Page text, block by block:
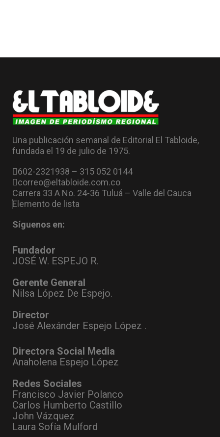
Una publicación semanal de Editorial El Tabloide,
fundada el 19 de julio de 1975.
602-2321938 – 315 052 0144
correo@eltabloide.com.co
Carrera 33 A No. 24-36 Tuluá – Valle del Cauca
Elemento de lista
Síguenos en:
Fundador
JOSÉ W. ESPEJO R.
Gerente General
Nilsa López De Espejo.
Director
José Alexánder Espejo López .
Directora Social Media
Anaholena Espejo López
Redes Sociales
Francisco Javier Polanco
Carlos Humberto Castillo
John Vázquez
Laura Sofía Mulford